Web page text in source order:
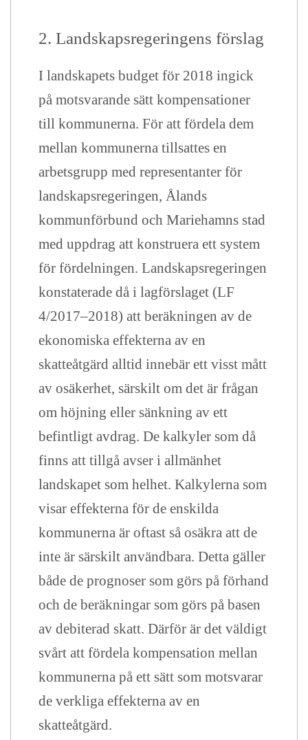
2. Landskapsregeringens förslag
I landskapets budget för 2018 ingick
på motsvarande sätt kompensationer
till kommunerna. För att fördela dem
mellan kommunerna tillsattes en
arbetsgrupp med representanter för
landskapsregeringen, Ålands
kommunförbund och Mariehamns stad
med uppdrag att konstruera ett system
för fördelningen. Landskapsregeringen
konstaterade då i lagförslaget (LF
4/2017–2018) att beräkningen av de
ekonomiska effekterna av en
skatteåtgärd alltid innebär ett visst mått
av osäkerhet, särskilt om det är frågan
om höjning eller sänkning av ett
befintligt avdrag. De kalkyler som då
finns att tillgå avser i allmänhet
landskapet som helhet. Kalkylerna som
visar effekterna för de enskilda
kommunerna är oftast så osäkra att de
inte är särskilt användbara. Detta gäller
både de prognoser som görs på förhand
och de beräkningar som görs på basen
av debiterad skatt. Därför är det väldigt
svårt att fördela kompensation mellan
kommunerna på ett sätt som motsvarar
de verkliga effekterna av en
skatteåtgärd.